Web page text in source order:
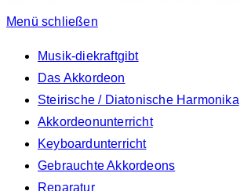
Menü schließen
Musik-diekraftgibt
Das Akkordeon
Steirische / Diatonische Harmonika
Akkordeonunterricht
Keyboardunterricht
Gebrauchte Akkordeons
Reparatur